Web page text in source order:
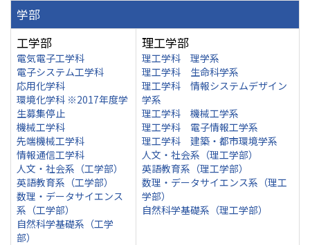
学部
工学部
電気電子工学科
電子システム工学科
応用化学科
環境化学科 ※2017年度学
生募集停止
機械工学科
先端機械工学科
情報通信工学科
人文・社会系（工学部）
英語教育系（工学部）
数理・データサイエンス
系（工学部）
自然科学基礎系（工学
部）
理工学部
理工学科 理学系
理工学科 生命科学系
理工学科 情報システムデザイン
学系
理工学科 機械工学系
理工学科 電子情報工学系
理工学科 建築・都市環境学系
人文・社会系（理工学部）
英語教育系（理工学部）
数理・データサイエンス系（理工
学部）
自然科学基礎系（理工学部）